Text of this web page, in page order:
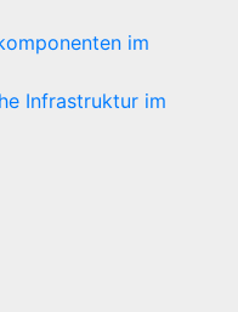
im
Infrastruktur im